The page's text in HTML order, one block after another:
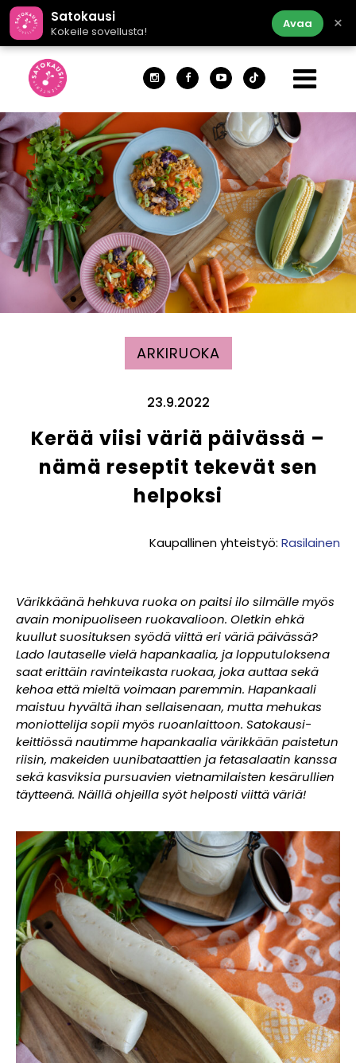
Satokausi
Kokeile sovellusta!
Avaa ×
ARKIRUOKA
23.9.2022
Kerää viisi väriä päivässä –
nämä reseptit tekevät sen
helpoksi
Kaupallinen yhteistyö: Rasilainen
Värikkäänä hehkuva ruoka on paitsi ilo silmälle myös
avain monipuoliseen ruokavalioon. Oletkin ehkä
kuullut suosituksen syödä viittä eri väriä päivässä?
Lado lautaselle vielä hapankaalia, ja lopputuloksena
saat erittäin ravinteikasta ruokaa, joka auttaa sekä
kehoa että mieltä voimaan paremmin. Hapankaali
maistuu hyvältä ihan sellaisenaan, mutta mehukas
moniottelija sopii myös ruoanlaittoon. Satokausi-
keittiössä nautimme hapankaalia värikkään paistetun
riisin, makeiden uunibataattien ja fetasalaatin kanssa
sekä kasviksia pursuavien vietnamilaisten kesärullien
täytteenä. Näillä ohjeilla syöt helposti viittä väriä!